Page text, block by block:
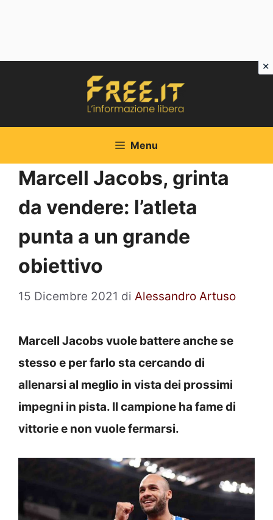
Menu
Marcell Jacobs, grinta
da vendere: l’atleta
punta a un grande
obiettivo
15 Dicembre 2021 di Alessandro Artuso
Marcell Jacobs vuole battere anche se
stesso e per farlo sta cercando di
allenarsi al meglio in vista dei prossimi
impegni in pista. Il campione ha fame di
vittorie e non vuole fermarsi.